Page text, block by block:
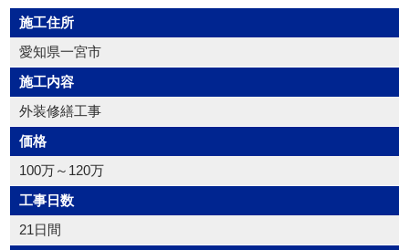
施工住所
愛知県一宮市
施工内容
外装修繕工事
価格
100万～120万
工事日数
21日間